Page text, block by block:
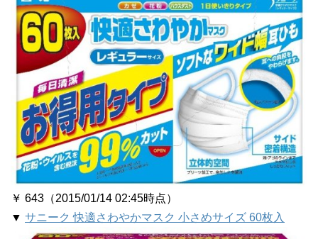
￥ 643（2015/01/14 02:45時点）
▼ サニーク 快適さわやかマスク 小さめサイズ 60枚入